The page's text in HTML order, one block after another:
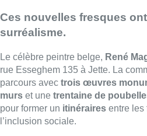
Coupole bruxelloise de
Nova Dead
Amandine Lesay
École Champs des
Kunlo
■Reportage deJean-Michel
Arnaud Dedieret